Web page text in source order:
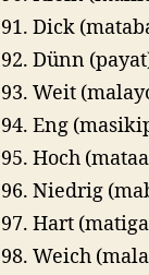
Dick
Dünn
Weit
Eng
Hoch
Niedrig
Hart
Weich